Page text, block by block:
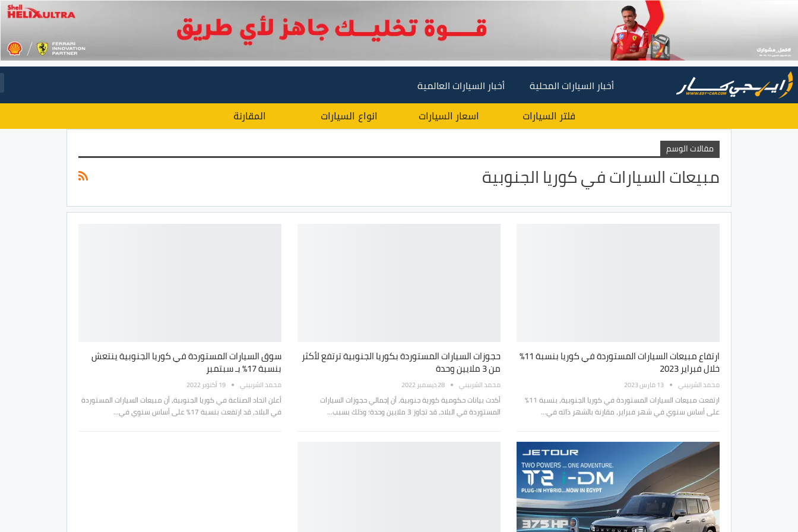
أخبار السيارات المحلية أخبار السيارات العالمية
فلتر السيارات اسعار السيارات انواع السيارات المقارنة
مقالات الوسم
مبيعات السيارات في كوريا الجنوبية
ارتفاع مبيعات السيارات المستوردة في كوريا بنسبة 11%
خلال فبراير 2023
محمد الشربيني 13 مارس 2023
ارتفعت مبيعات السيارات المستوردة في كوريا الجنوبية، بنسبة 11%
على أساس سنوي في شهر فبراير، مقارنة بالشهر ذاته في…
حجوزات السيارات المستوردة بكوريا الجنوبية ترتفع لأكثر
من 3 ملايين وحدة
محمد الشربيني 28 ديسمبر 2022
أكدت بيانات حكومية كورية جنوبية، أن إجمالي حجوزات السيارات
المستوردة في البلاد، قد تجاوز 3 ملايين وحدة؛ وذلك بسبب…
سوق السيارات المستوردة في كوريا الجنوبية ينتعش
بنسبة 17% بـ سبتمبر
محمد الشربيني 19 أكتوبر 2022
أعلن اتحاد الصناعة في كوريا الجنوبية، أن مبيعات السيارات المستوردة
في البلاد، قد ارتفعت بنسبة 17% على أساس سنوي في…